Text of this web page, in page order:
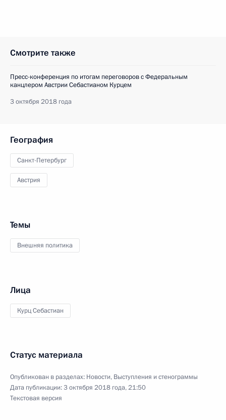
Смотрите также
Пресс-конференция по итогам переговоров с Федеральным
канцлером Австрии Себастианом Курцем
3 октября 2018 года
География
Санкт-Петербург
Австрия
Темы
Внешняя политика
Лица
Курц Себастиан
Статус материала
Опубликован в разделах: Новости, Выступления и стенограммы
Дата публикации:3 октября 2018 года, 21:50
Текстовая версия